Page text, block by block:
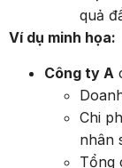
quả
Ví dụ minh họa:
Công ty A
Chi
nhân
Tổng